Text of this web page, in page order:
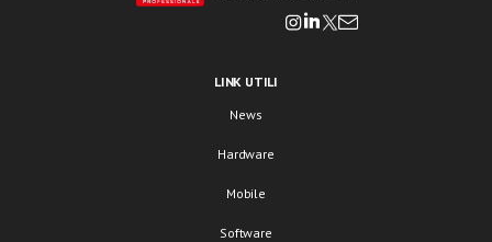
LINK UTILI
News
Hardware
Mobile
Software